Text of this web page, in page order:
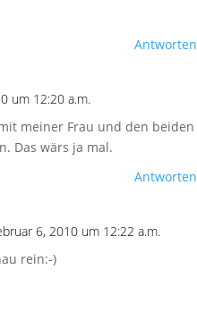
Antworten
um 12:20 a.m.
meiner Frau und den beiden
Das wärs ja mal.
Antworten
6, 2010 um 12:22 a.m.
rein:-)